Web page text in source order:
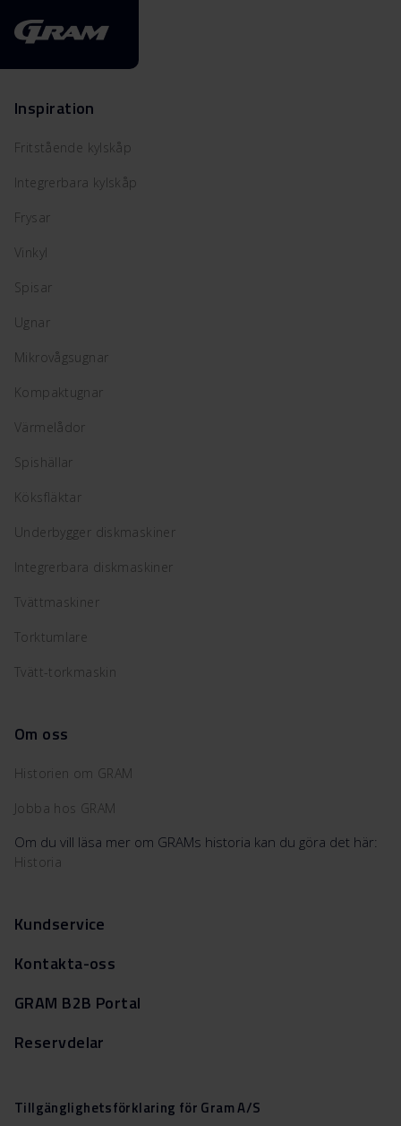
Inspiration
Fritstående kylskåp
Integrerbara kylskåp
Frysar
Vinkyl
Spisar
Ugnar
Mikrovågsugnar
Kompaktugnar
Värmelådor
Spishällar
Köksfläktar
Underbygger diskmaskiner
Integrerbara diskmaskiner
Tvättmaskiner
Torktumlare
Tvätt-torkmaskin
Om oss
Historien om GRAM
Jobba hos GRAM
Om du vill läsa mer om GRAMs historia kan du göra det här:
Historia
Kundservice
Kontakta-oss
GRAM B2B Portal
Reservdelar
Tillgänglighetsförklaring för Gram A/S